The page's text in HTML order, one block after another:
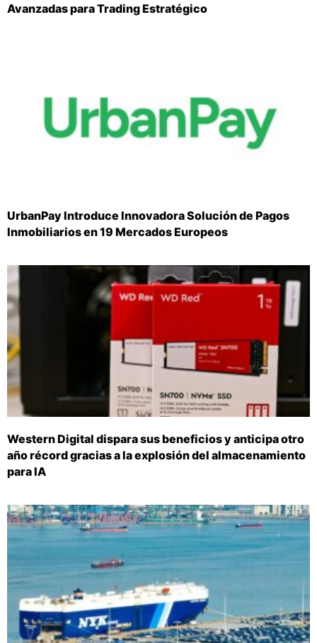
Avanzadas para Trading Estratégico
UrbanPay Introduce Innovadora Solución de Pagos
Inmobiliarios en 19 Mercados Europeos
Western Digital dispara sus beneficios y anticipa otro
año récord gracias a la explosión del almacenamiento
para IA